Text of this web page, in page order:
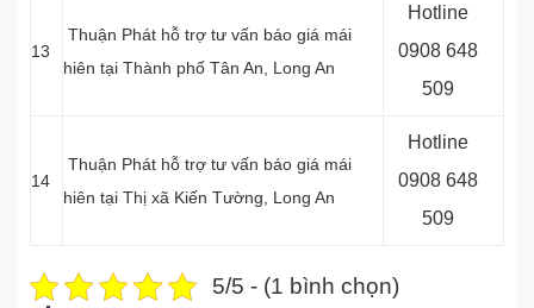
13
Thuận Phát hỗ trợ tư vấn báo giá mái
hiên tại Thành phố Tân An , Long An
Hotline
0908 648
509
14
Thuận Phát hỗ trợ tư vấn báo giá mái
hiên tại Thị xã Kiến Tường , Long An
Hotline
0908 648
509
5/5 - (1 bình chọn)